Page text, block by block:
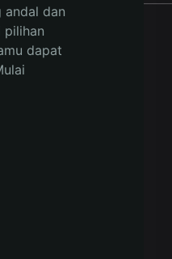
dan
pilihan
dapat